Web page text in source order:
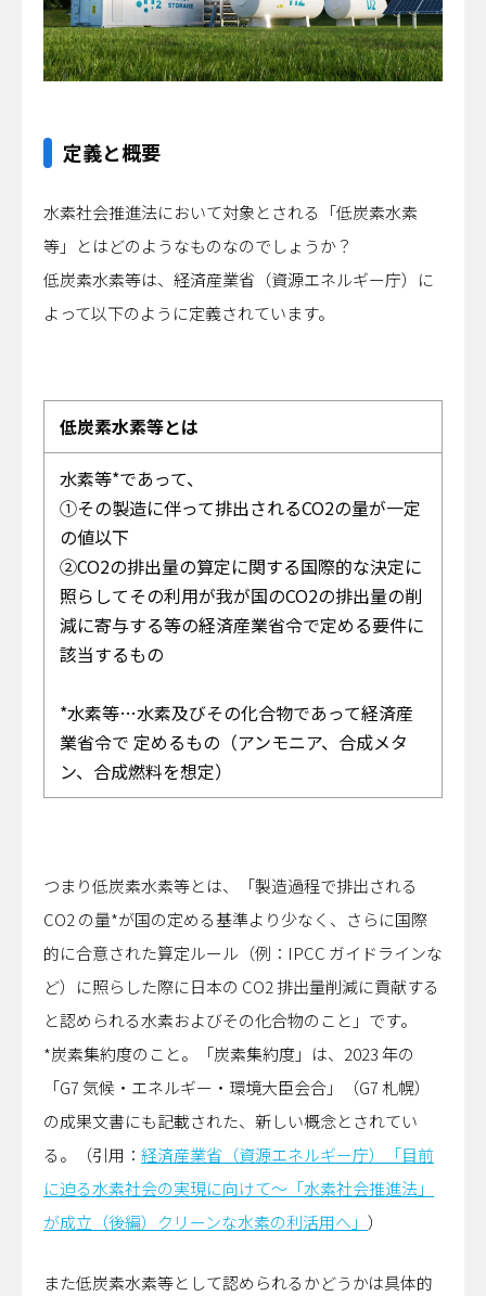
定義と概要
水素社会推進法において対象とされる「低炭素水素
等」とはどのようなものなのでしょうか？
低炭素水素等は、経済産業省（資源エネルギー庁）に
よって以下のように定義されています。
低炭素水素等とは
水素等*であって、
①その製造に伴って排出されるCO2の量が一定
の値以下
②CO2の排出量の算定に関する国際的な決定に
照らしてその利用が我が国のCO2の排出量の削
減に寄与する等の経済産業省令で定める要件に
該当するもの
*水素等…水素及びその化合物であって経済産
業省令で 定めるもの（アンモニア、合成メタ
ン、合成燃料を想定）
つまり低炭素水素等とは、「製造過程で排出される
CO2 の量*が国の定める基準より少なく、さらに国際
的に合意された算定ルール（例：IPCC ガイドラインな
ど）に照らした際に日本の CO2 排出量削減に貢献する
と認められる水素およびその化合物のこと」です。
*炭素集約度のこと。「炭素集約度」は、2023 年の
「G7 気候・エネルギー・環境大臣会合」（G7 札幌）
の成果文書にも記載された、新しい概念とされてい
る。（引用： 経済産業省（資源エネルギー庁）「目前
に迫る水素社会の実現に向けて～「水素社会推進法」
が成立（後編）クリーンな水素の利活用へ」 ）
また低炭素水素等として認められるかどうかは具体的